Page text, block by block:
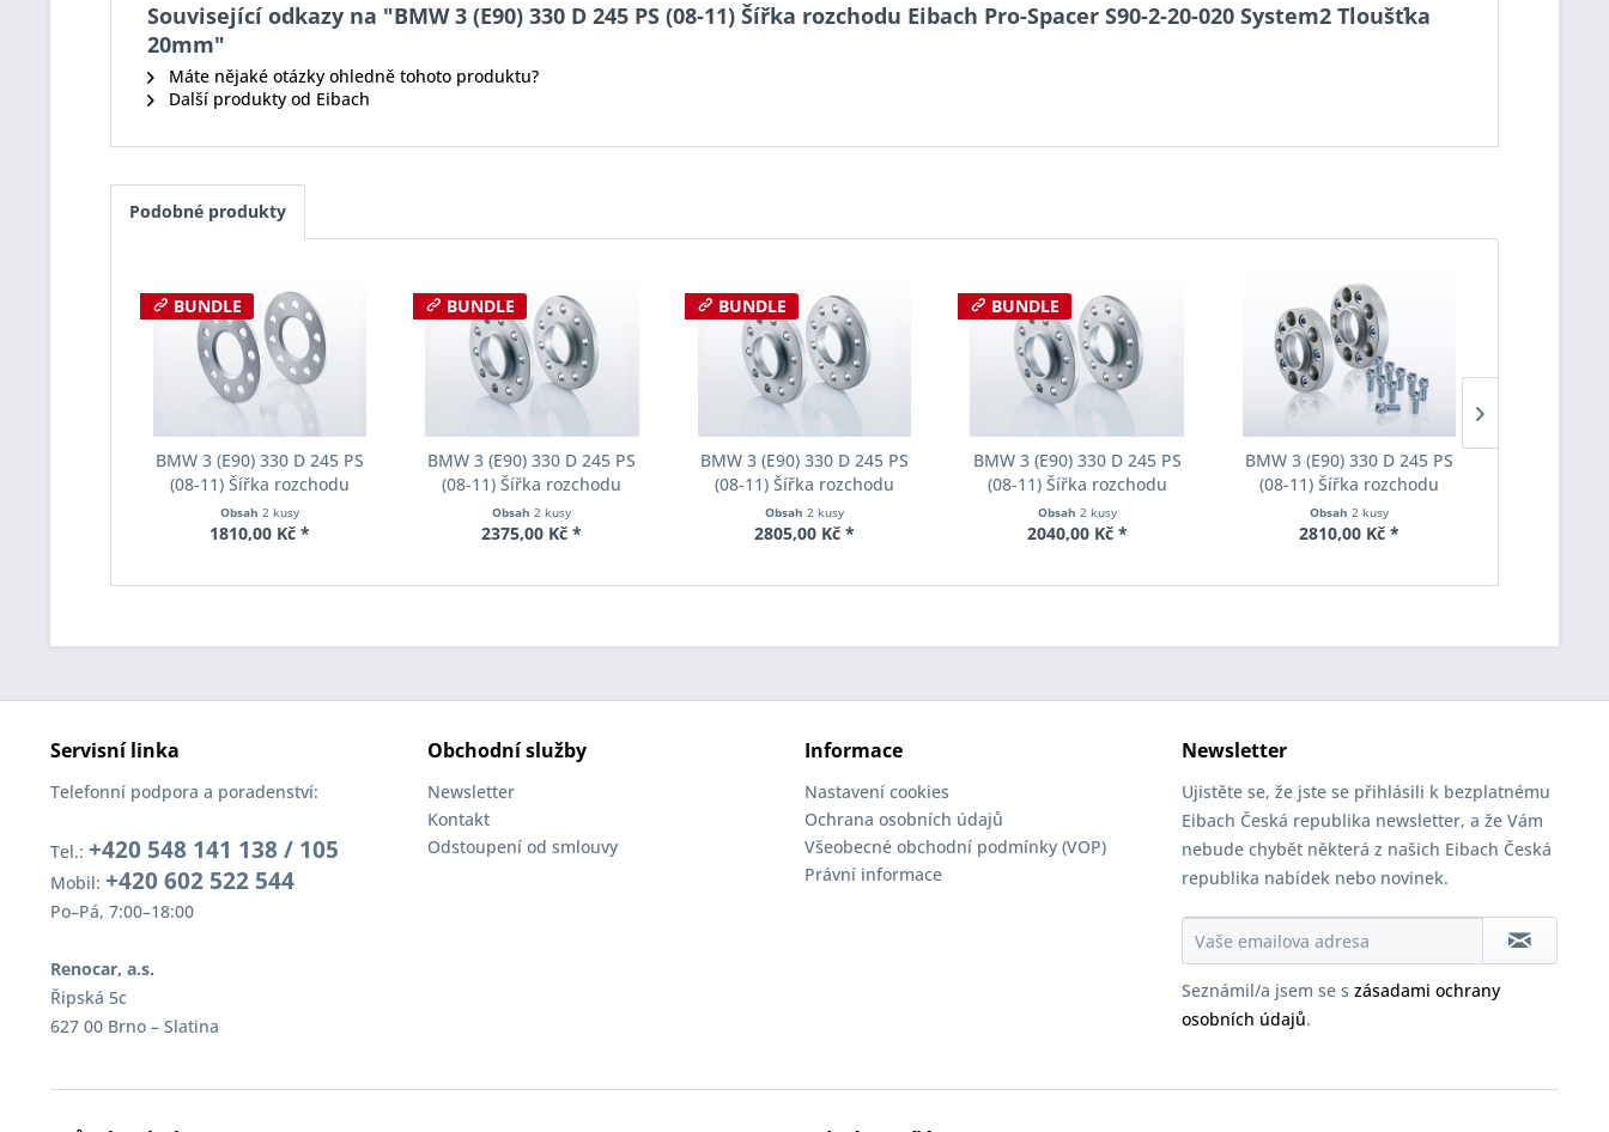
Související odkazy na "BMW 3 (E90) 330 D 245 PS (08-11) Šířka rozchodu Eibach Pro-Spacer S90-2-20-020 System2 Tloušťka
20mm"
Máte nějaké otázky ohledně tohoto produktu?
Další produkty od Eibach
Podobné produkty
BUNDLE
BMW 3 (E90) 330 D 245 PS
(08-11) Šířka rozchodu
Eibach Pro-Spacer S90-1-05-
017 System1 Tloušťka 5mm
Obsah 2 kusy
1810,00 Kč *
BUNDLE
BMW 3 (E90) 330 D 245 PS
(08-11) Šířka rozchodu
Eibach Pro-Spacer S90-2-10-
004 System2 Tloušťka 10mm
Obsah2 kusy
2375,00 Kč *
BUNDLE
BMW 3 (E90) 330 D 245 PS
(08-11) Šířka rozchodu
Eibach Pro-Spacer S90-2-12-
002 System2 Tloušťka 12mm
Obsah 2 kusy
2805,00 Kč *
BUNDLE
BMW 3 (E90) 330 D 245 PS
(08-11) Šířka rozchodu
Eibach Pro-Spacer S90-2-15-
001 System2 Tloušťka 15mm
Obsah 2 kusy
2040,00 Kč *
BMW 3 (E90) 330 D 245 PS
(08-11) Šířka rozchodu
Eibach Pro-Spacer S90-7-20-
010 System7 Tloušťka 20mm
Obsah2 kusy
2810,00 Kč *
Servisní linka
Telefonní podpora a poradenství:
Tel.: +420 548 141 138 / 105
Mobil: +420 602 522 544
Po–Pá, 7:00–18:00
Renocar, a.s.
Řipská 5c
627 00 Brno – Slatina
Obchodní služby
Newsletter
Kontakt
Odstoupení od smlouvy
Informace
Nastavení cookies
Ochrana osobních údajů
Všeobecné obchodní podmínky (VOP)
Právní informace
Newsletter
Ujistěte se, že jste se přihlásili k bezplatnému
Eibach Česká republika newsletter, a že Vám
nebude chybět některá z našich Eibach Česká
republika nabídek nebo novinek.
Seznámil/a jsem se s zásadami ochrany
osobních údajů.